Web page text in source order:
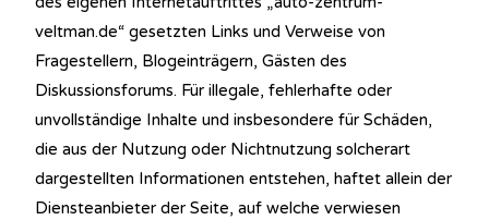
veltman.de“ gesetzten Links und Verweise von
Fragestellern, Blogeinträgern, Gästen des
Diskussionsforums. Für illegale, fehlerhafte oder
unvollständige Inhalte und insbesondere für Schäden,
die aus der Nutzung oder Nichtnutzung solcherart
dargestellten Informationen entstehen, haftet allein der
Diensteanbieter der Seite, auf welche verwiesen